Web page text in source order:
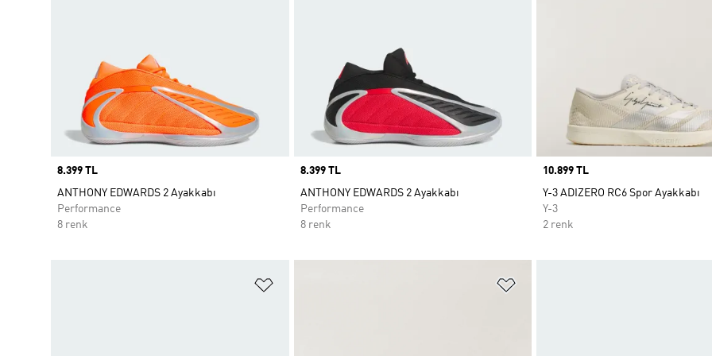
Price
8.399 TL
ANTHONY EDWARDS 2 Ayakkabı
Performance
8 renk
Price
8.399 TL
ANTHONY EDWARDS 2 Ayakkabı
Performance
8 renk
Price
10.899 TL
Y-3 ADIZERO RC6 Spor Ayakkabı
Y-3
2 renk